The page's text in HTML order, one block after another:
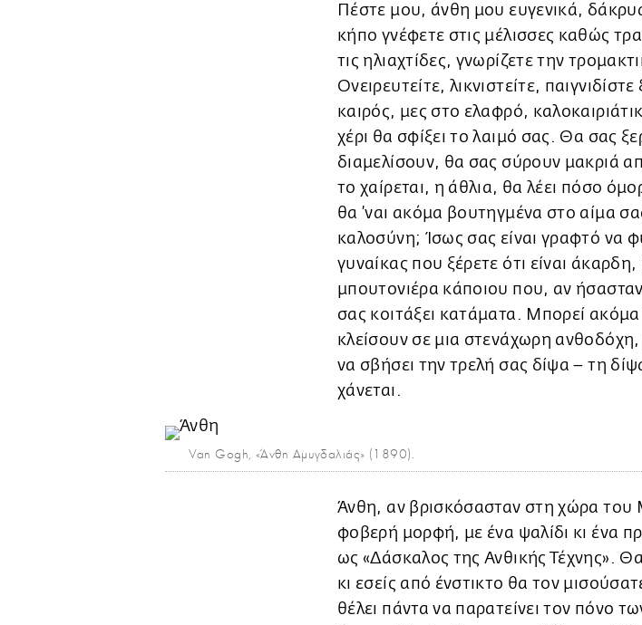
Πέστε μου, άνθη μου ευγενικά,
κήπο γνέφετε στις μέλισσες καθώς
τις ηλιαχτίδες, γνωρίζετε την
Ονειρευτείτε, λικνιστείτε,
καιρός, μες στο ελαφρό,
χέρι θα σφίξει το λαιμό σας. Θα σας
διαμελίσουν, θα σας σύρουν μακριά
το χαίρεται, η άθλια, θα λέει πόσο
θα ’ναι ακόμα βουτηγμένα στο αίμα
καλοσύνη; Ίσως σας είναι γραφτό να
γυναίκας που ξέρετε ότι είναι
μπουτονιέρα κάποιου που, αν
σας κοιτάξει κατάματα. Μπορεί ακόμα
κλείσουν σε μια στενάχωρη
να σβήσει την τρελή σας δίψα – τη
χάνεται.
Van Gogh, «Άνθη Αμυγδαλιάς» (1890).
Άνθη, αν βρισκόσασταν στη χώρα του
φοβερή μορφή, με ένα ψαλίδι κι ένα
ως «Δάσκαλος της Ανθικής Τέχνης». Θα
κι εσείς από ένστικτο θα τον
θέλει πάντα να παρατείνει τον πόνο